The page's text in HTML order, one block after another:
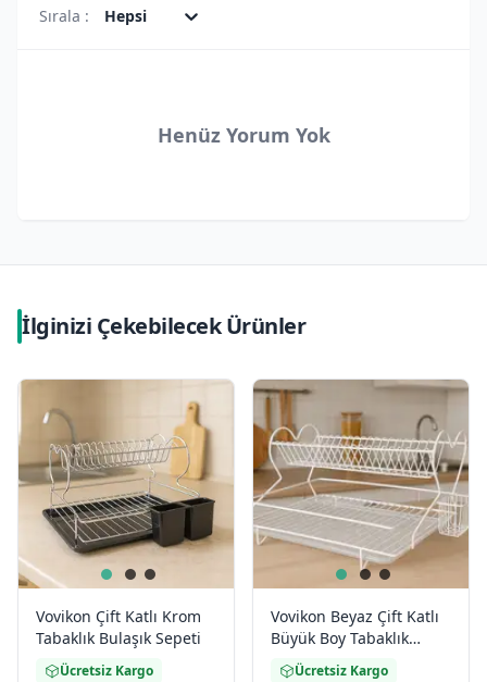
Sırala : Hepsi
Henüz Yorum Yok
İlginizi Çekebilecek Ürünler
Vovikon Çift Katlı Krom
Tabaklık Bulaşık Sepeti
Ücretsiz Kargo
Vovikon Beyaz Çift Katlı
Büyük Boy Tabaklık
Bulaşık Sepeti
Ücretsiz Kargo